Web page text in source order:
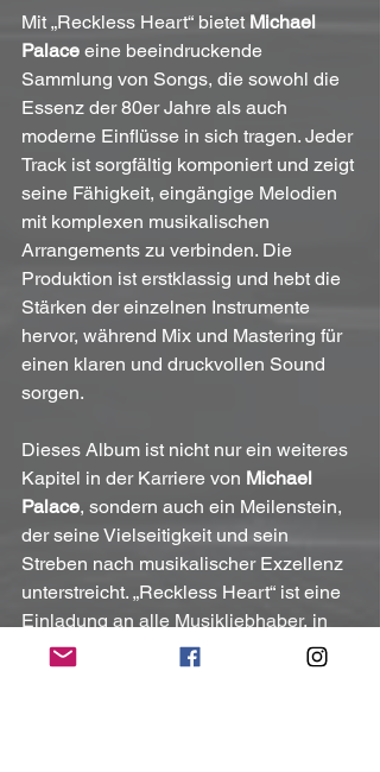
Mit „Reckless Heart“ bietet Michael
Palace eine beeindruckende
Sammlung von Songs, die sowohl die
Essenz der 80er Jahre als auch
moderne Einflüsse in sich tragen. Jeder
Track ist sorgfältig komponiert und zeigt
seine Fähigkeit, eingängige Melodien
mit komplexen musikalischen
Arrangements zu verbinden. Die
Produktion ist erstklassig und hebt die
Stärken der einzelnen Instrumente
hervor, während Mix und Mastering für
einen klaren und druckvollen Sound
sorgen.
Dieses Album ist nicht nur ein weiteres
Kapitel in der Karriere von Michael
Palace, sondern auch ein Meilenstein,
der seine Vielseitigkeit und sein
Streben nach musikalischer Exzellenz
unterstreicht. „Reckless Heart“ ist eine
Einladung an alle Musikliebhaber, in
die nostalgische und doch frische